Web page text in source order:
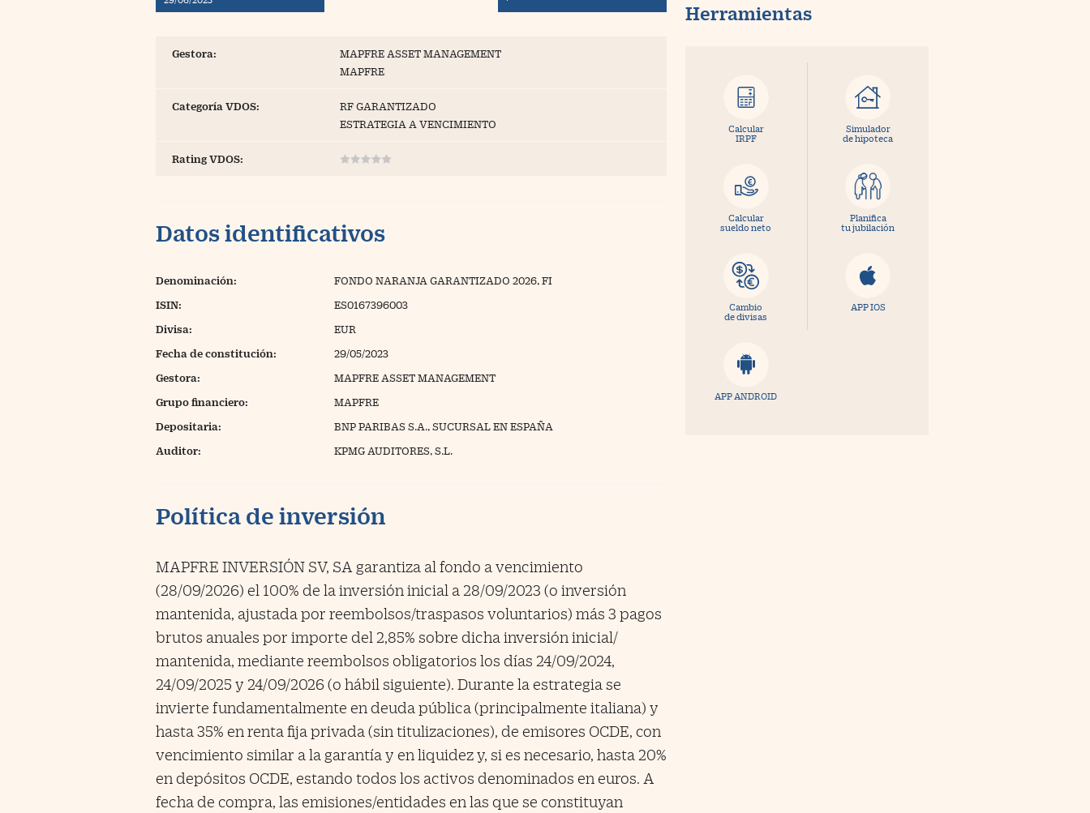
Blogs
Gestora:
MAPFRE ASSET MANAGEMENT
MAPFRE
Categoría VDOS:
RF GARANTIZADO
ESTRATEGIA A VENCIMIENTO
Rating VDOS:
Datos identificativos
Denominación: FONDO NARANJA GARANTIZADO 2026, FI
ISIN: ES0167396003
Divisa: EUR
Fecha de constitución: 29/05/2023
Gestora: MAPFRE ASSET MANAGEMENT
Grupo financiero: MAPFRE
Depositaria: BNP PARIBAS S.A., SUCURSAL EN ESPAÑA
Auditor: KPMG AUDITORES, S.L.
Política de inversión
MAPFRE INVERSIÓN SV, SA garantiza al fondo a vencimiento
(28/09/2026) el 100% de la inversión inicial a 28/09/2023 (o inversión
mantenida, ajustada por reembolsos/traspasos voluntarios) más 3 pagos
brutos anuales por importe del 2,85% sobre dicha inversión inicial/
mantenida, mediante reembolsos obligatorios los días 24/09/2024,
24/09/2025 y 24/09/2026 (o hábil siguiente). Durante la estrategia se
invierte fundamentalmente en deuda pública (principalmente italiana) y
hasta 35% en renta fija privada (sin titulizaciones), de emisores OCDE, con
vencimiento similar a la garantía y en liquidez y, si es necesario, hasta 20%
en depósitos OCDE, estando todos los activos denominados en euros. A
fecha de compra, las emisiones/entidades en las que se constituyan
Herramientas
Calcular
IRPF
Simulador
de hipoteca
Calcular
sueldo neto
Planifica
tu jubilación
Cambio
de divisas
APP IOS
APP ANDROID